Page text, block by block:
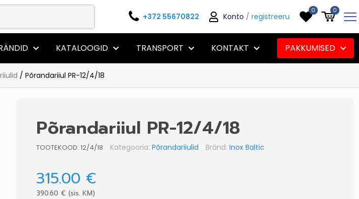
+372 55670822
Konto / registreeru
0 0
KATALOOGID TRANSPORT KONTAKT PAKKUMISED
/ Põrandariiul PR-12/4/18
Põrandariiul PR-12/4/18
TOOTEKOOD: 12/4/18 Kategooria: Põrandariiulid Bränd: Inox Baltic
315.00 €
390.60 € (sis. KM)